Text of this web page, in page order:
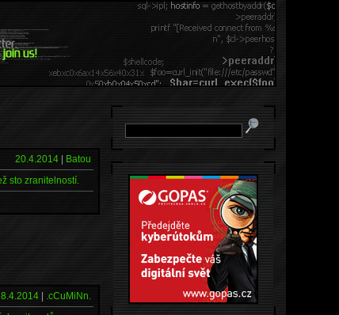
20.4.2014 | Batou
sto zranitelností.
| .cCuMiNn.